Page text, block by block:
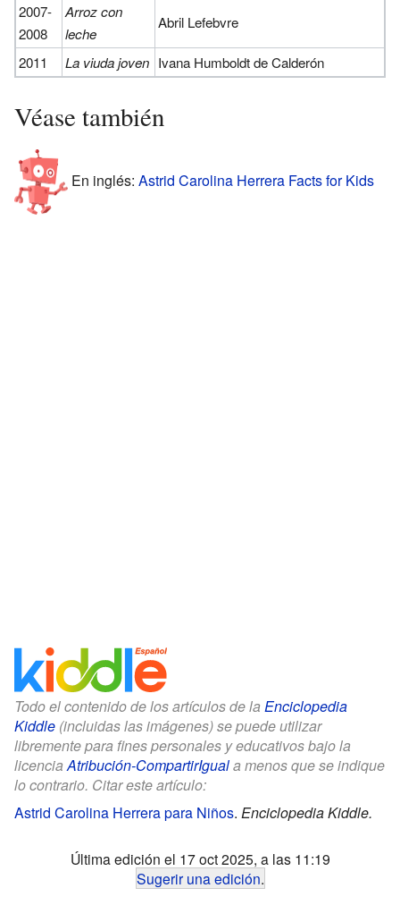
2007-
2008
Arroz con
leche
Abril Lefebvre
2011 La viuda joven Ivana Humboldt de Calderón
Véase también
En inglés: Astrid Carolina Herrera Facts for Kids
Todo el contenido de los artículos de la Enciclopedia
Kiddle (incluidas las imágenes) se puede utilizar
libremente para fines personales y educativos bajo la
licenciaAtribución-CompartirIguala menos que se indique
lo contrario. Citar este artículo:
Astrid Carolina Herrera para Niños. Enciclopedia Kiddle.
Última edición el 17 oct 2025, a las 11:19
Sugerir una edición.